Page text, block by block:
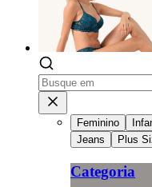
Feminino
Jeans
Plus
Categoria